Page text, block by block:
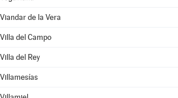
Viandar de la Vera
Villa del Campo
Villa del Rey
Villamesías